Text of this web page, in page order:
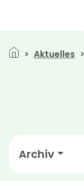
Pfadnavigation
Aktuelles
Archiv